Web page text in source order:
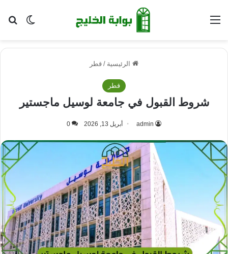
الوضع القائمة
الرئيسية / قطر
قطر
شروط القبول في جامعة لوسيل ماجستير
admin أبريل 13, 2026 0